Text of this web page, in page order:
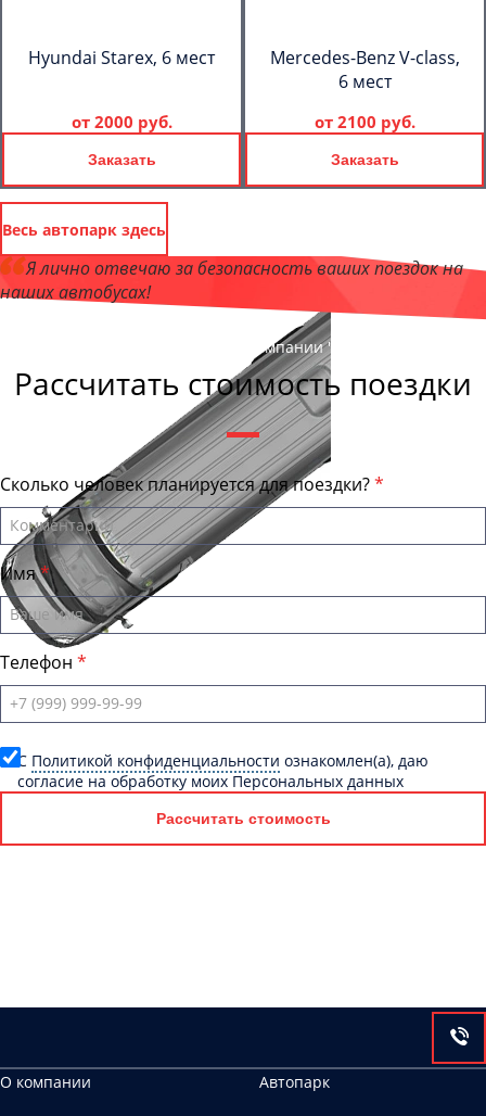
Hyundai Starex, 6 мест
от 2000 руб.
Заказать
Mercedes-Benz V-class,
6 мест
от 2100 руб.
Заказать
Весь автопарк здесь
Я лично отвечаю за безопасность ваших поездок на
наших автобусах!
, директор компании "ЕвпаторияБас"
Рассчитать стоимость поездки
Сколько человек планируется для поездки?
Имя
Телефон
C Политикой конфиденциальности ознакомлен(а), даю
согласие на обработку моих Персональных данных
Рассчитать стоимость
О компании
Автопарк